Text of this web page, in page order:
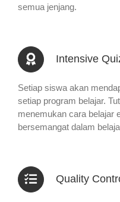
semua jenjang.
Intensive
Setiap siswa akan
setiap program belajar.
menemukan cara belajar
bersemangat dalam
Quality